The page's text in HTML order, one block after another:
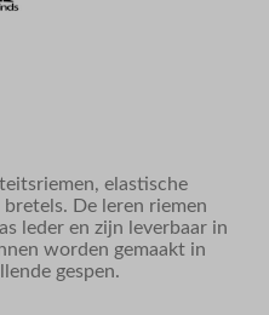
elastische
De leren riemen
leder en zijn leverbaar in
worden gemaakt in
gespen.